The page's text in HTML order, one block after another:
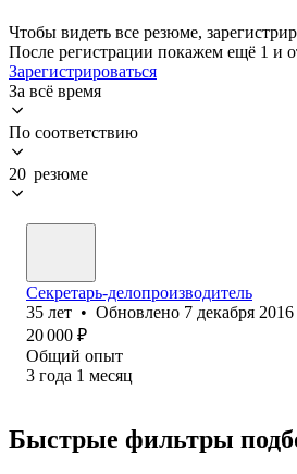
Чтобы видеть все резюме,
После регистрации покажем ещё 1 и
Зарегистрироваться
За всё время
По соответствию
20 резюме
Секретарь-делопроизводитель
35 лет • Обновлено 7 декабря 2016
20 000 ₽
Общий опыт
3 года 1 месяц
Быстрые фильтры